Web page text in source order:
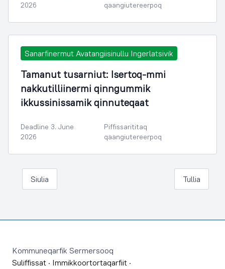
2026
qaangiutereerpoq
Sanarfinermut Avatangiisinullu Ingerlatsivik
Tamanut tusarniut: Isertoq-mmi
nakkutilliinermi qinngummik
ikkussinissamik qinnuteqaat
Deadline 3. June
2026
Piffissarititaq
qaangiutereerpoq
Siulia Tullia
Kommuneqarfik Sermersooq
Suliffissat · Immikkoortortaqarfiit ·